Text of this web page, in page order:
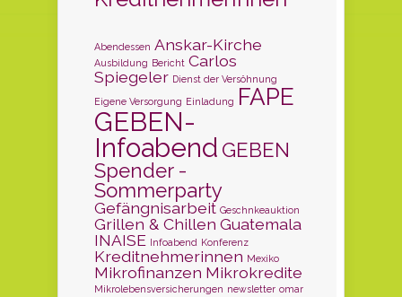
Abendessen Anskar-Kirche
Ausbildung Bericht Carlos
Spiegeler Dienst der Versöhnung
Eigene Versorgung Einladung FAPE
GEBEN-
Infoabend GEBEN
Spender -
Sommerparty
Gefängnisarbeit Geschnkeauktion
Grillen & Chillen Guatemala
INAISE Infoabend Konferenz
Kreditnehmerinnen Mexiko
Mikrofinanzen Mikrokredite
Mikrolebensversicherungen newsletter omar